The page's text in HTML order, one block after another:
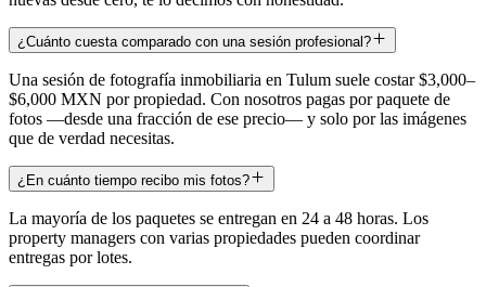
¿Cuánto cuesta comparado con una sesión profesional?
Una sesión de fotografía inmobiliaria en Tulum suele costar $3,000–
$6,000 MXN por propiedad. Con nosotros pagas por paquete de
fotos —desde una fracción de ese precio— y solo por las imágenes
que de verdad necesitas.
¿En cuánto tiempo recibo mis fotos?
La mayoría de los paquetes se entregan en 24 a 48 horas. Los
property managers con varias propiedades pueden coordinar
entregas por lotes.